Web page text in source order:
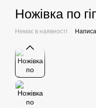
Ножівка по
Немає в наявності